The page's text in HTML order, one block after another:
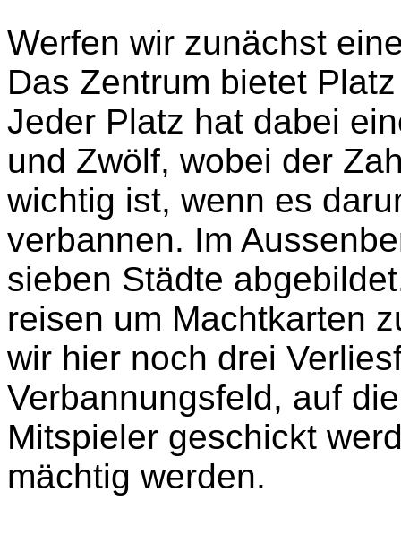
Werfen wir zunächst
Das Zentrum bietet
Jeder Platz hat dabei
und Zwölf, wobei der
wichtig ist, wenn es
verbannen. Im
sieben Städte
reisen um Machtkarten
wir hier noch drei
Verbannungsfeld, auf
Mitspieler geschickt
mächtig werden.